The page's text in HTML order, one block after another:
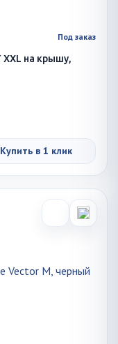
Под заказ
на крышу,
Купить в 1 клик